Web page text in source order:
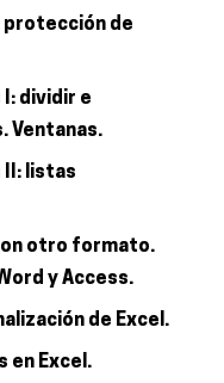
protección de
dividir e
Ventanas.
II: listas
otro formato.
y Access.
de Excel.
en Excel.